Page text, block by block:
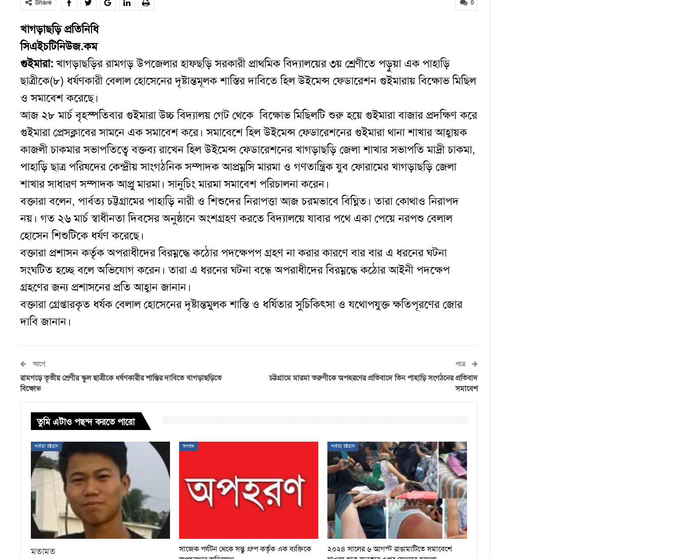
0
Share
খাগড়াছড়ি প্রতিনিধি
সিএইচটিনিউজ.কম
গুইমারা:খাগড়াছড়ির রামগড় উপজেলার হাফছড়ি সরকারী প্রাথমিক বিদ্যালয়ের ৩য় শ্রেণীতে পড়ুয়া এক পাহাড়ি
ছাত্রীকে(৮) ধর্ষণকারী বেলাল হোসেনের দৃষ্টান্তমূলক শাস্তির দাবিতে হিল উইমেন্স ফেডারেশন গুইমারায় বিক্ষোভ মিছিল
ও সমাবেশ করেছে।
আজ ২৮ মার্চ বৃহস্পতিবার গুইমারা উচ্চ বিদ্যালয় গেট থেকে বিক্ষোভ মিছিলটি শুরু হয়ে গুইমারা বাজার প্রদক্ষিণ করে
গুইমারা প্রেসক্লাবের সামনে এক সমাবেশ করে। সমাবেশে হিল উইমেন্স ফেডারেশনের গুইমারা থানা শাখার আহ্বায়ক
কাজলী চাকমার সভাপতিত্বে বক্তব্য রাখেন হিল উইমেন্স ফেডারেশনের খাগড়াছড়ি জেলা শাখার সভাপতি মাদ্রী চাকমা,
পাহাড়ি ছাত্র পরিষদের কেন্দ্রীয় সাংগঠনিক সম্পাদক আপ্রম্নসি মারমা ও গণতান্ত্রিক যুব ফোরামের খাগড়াছড়ি জেলা
শাখার সাধারণ সম্পাদক আপ্রু মারমা। সানুচিং মারমা সমাবেশ পরিচালনা করেন।
বক্তারা বলেন, পার্বত্য চট্টগ্রামের পাহাড়ি নারী ও শিশুদের নিরাপত্তা আজ চরমভাবে বিঘ্নিত। তারা কোথাও নিরাপদ
নয়। গত ২৬ মার্চ স্বাধীনতা দিবসের অনুষ্ঠানে অংশগ্রহণ করতে বিদ্যালয়ে যাবার পথে একা পেয়ে নরপশু বেলাল
হোসেন শিশুটিকে ধর্ষণ করেছে।
বক্তারা প্রশাসন কর্তৃক অপরাধীদের বিরম্নদ্ধে কঠোর পদক্ষেপপ গ্রহণ না করার কারণে বার বার এ ধরনের ঘটনা
সংঘটিত হচ্ছে বলে অভিযোগ করেন। তারা এ ধরনের ঘটনা বন্ধে অপরাধীদের বিরম্নদ্ধে কঠোর আইনী পদক্ষেপ
গ্রহণের জন্য প্রশাসনের প্রতি আহ্বান জানান।
বক্তারা গ্রেপ্তারকৃত ধর্ষক বেলাল হোসেনের দৃষ্টান্তমুলক শাস্তি ও ধর্ষিতার সুচিকিৎসা ও যথোপযুক্ত ক্ষতিপূরণের জোর
দাবি জানান।
আগে
রামগড়ে তৃতীয় শ্রেণীর স্কুল ছাত্রীকে ধর্ষণকারীর শাস্তির দাবিতে খাগড়াছড়িতে
বিক্ষোভ
পরে
চট্টগ্রামে মারমা তরুণীকে অপহরণের প্রতিবাদে তিন পাহাড়ি সংগঠনের প্রতিবাদ
সমাবেশ
তুমি এটাও পছন্দ করতে পারো
পার্বত্য চট্টগ্রাম
মতামত
অপরাধ
সাজেক পর্যটন থেকে সন্তু গ্রুপ কর্তৃক এক ব্যক্তিকে
পার্বত্য চট্টগ্রাম
২০২৪ সালের ৬ আগস্ট রাঙামাটিতে সমাবেশে